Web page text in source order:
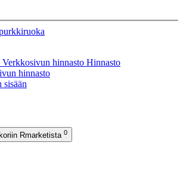
Verkkosivun hinnasto Hinnasto
hinnasto
0